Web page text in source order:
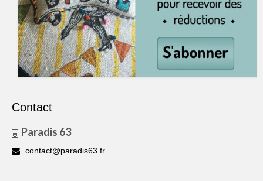
Contact
Paradis 63
contact@paradis63.fr